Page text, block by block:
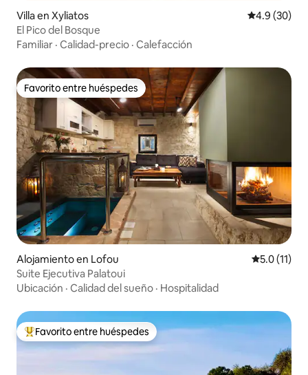
Villa en Xyliatos Calificación
4.9 (30)
El Pico del Bosque
Familiar · Calidad-precio · Calefacción
Favorito entre huéspedes
Favorito entre huéspedes
Alojamiento en Lofou Calificación
5.0 (11)
Suite Ejecutiva Palatoui
Ubicación · Calidad del sueño · Hospitalidad
Favorito entre huéspedes preferido
Favorito entre huéspedes